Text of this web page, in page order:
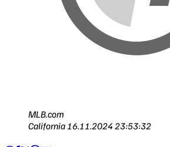
MLB.com
California 16.11.2024 23:53:32